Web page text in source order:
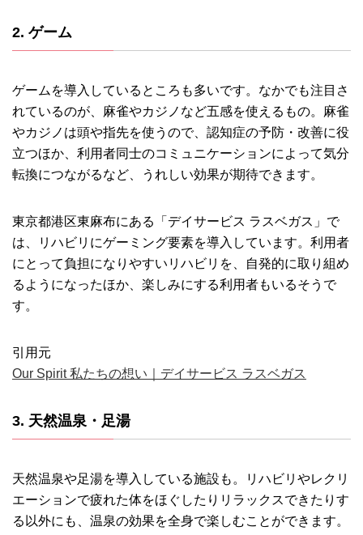
2. ゲーム
ゲームを導入しているところも多いです。なかでも注目さ
れているのが、麻雀やカジノなど五感を使えるもの。麻雀
やカジノは頭や指先を使うので、認知症の予防・改善に役
立つほか、利用者同士のコミュニケーションによって気分
転換につながるなど、うれしい効果が期待できます。
東京都港区東麻布にある「デイサービス ラスベガス」で
は、リハビリにゲーミング要素を導入しています。利用者
にとって負担になりやすいリハビリを、自発的に取り組め
るようになったほか、楽しみにする利用者もいるそうで
す。
引用元
Our Spirit 私たちの想い｜デイサービス ラスベガス
3. 天然温泉・足湯
天然温泉や足湯を導入している施設も。リハビリやレクリ
エーションで疲れた体をほぐしたりリラックスできたりす
る以外にも、温泉の効果を全身で楽しむことができます。